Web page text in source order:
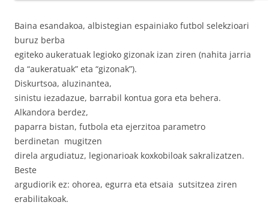
Baina esandakoa, albistegian espainiako futbol selekzioari
buruz berba
egiteko aukeratuak legioko gizonak izan ziren (nahita jarria
da “aukeratuak” eta “gizonak”).
Diskurtsoa, aluzinantea,
sinistu iezadazue, barrabil kontua gora eta behera.
Alkandora berdez,
paparra bistan, futbola eta ejerzitoa parametro
berdinetan mugitzen
direla argudiatuz, legionarioak koxkobiloak sakralizatzen.
Beste
argudiorik ez: ohorea, egurra eta etsaia sutsitzea ziren
erabilitakoak.